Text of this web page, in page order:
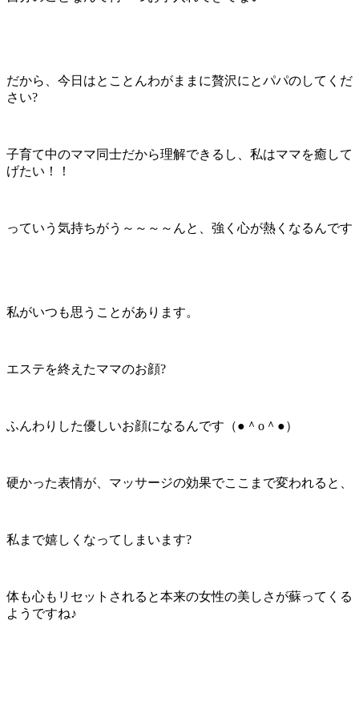
だから、今日はとことんわがままに贅沢にとパパのしてくだ
さい?
子育て中のママ同士だから理解できるし、私はママを癒して
げたい！！
っていう気持ちがう～～～～んと、強く心が熱くなるんです
私がいつも思うことがあります。
エステを終えたママのお顔?
ふんわりした優しいお顔になるんです（●＾o＾●）
硬かった表情が、マッサージの効果でここまで変われると、
私まで嬉しくなってしまいます?
体も心もリセットされると本来の女性の美しさが蘇ってくる
ようですね♪